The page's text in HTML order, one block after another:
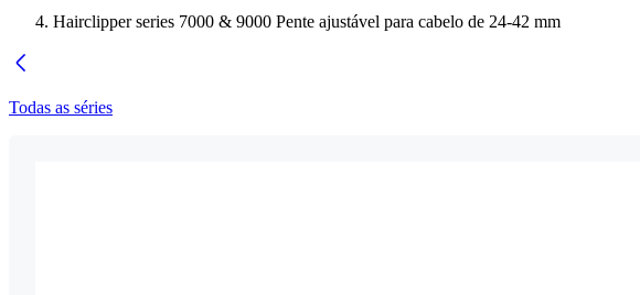
Hairclipper series 7000 & 9000 Pente ajustável para cabelo de 24-42 mm
Todas as séries